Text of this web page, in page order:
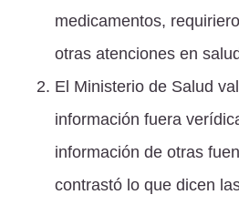
medicamentos,
otras atenciones en
El Ministerio de Salud
información fuera
información de otras
contrastó lo que dicen